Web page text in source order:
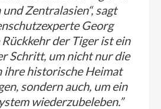
Zentralasien“, sagt
Georg
der Tiger ist ein
Schritt, um nicht nur die
ihre historische Heimat
sondern auch, um ein
wiederzubeleben.”